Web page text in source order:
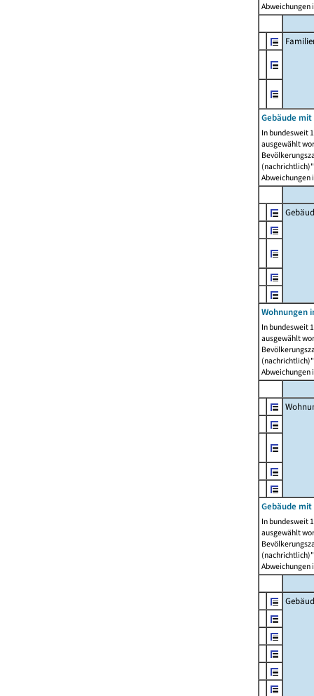
Abweichungen
Gebäude
In bundesweit
ausgewählt
Abweichungen
Wohnungen
In bundesweit
ausgewählt
Abweichungen
Gebäude
In bundesweit
ausgewählt
Abweichungen